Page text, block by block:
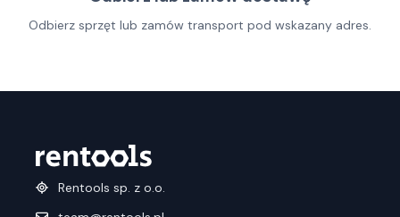
Odbierz sprzęt lub zamów transport pod wskazany adres.
Rentools sp. z o.o.